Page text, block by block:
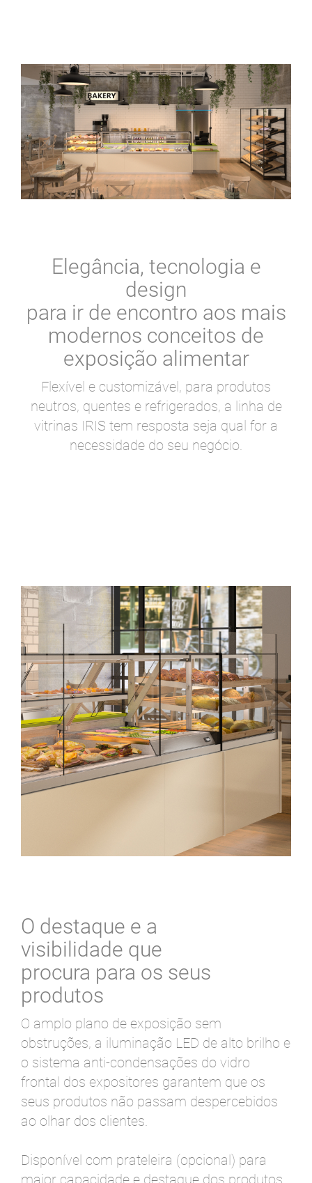
Elegância, tecnologia e
design
para ir de encontro aos mais
modernos conceitos de
exposição alimentar
Flexível e customizável, para produtos
neutros, quentes e refrigerados, a linha de
vitrinas IRIS tem resposta seja qual for a
necessidade do seu negócio.
O destaque e a
visibilidade que
procura para os seus
produtos
O amplo plano de exposição sem
obstruções, a iluminação LED de alto brilho e
o sistema anti-condensações do vidro
frontal dos expositores garantem que os
seus produtos não passam despercebidos
ao olhar dos clientes.
Disponível com prateleira (opcional) para
maior capacidade e destaque dos produtos.